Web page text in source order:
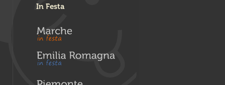
In Festa